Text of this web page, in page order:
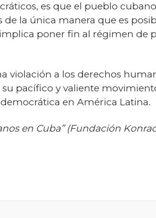
es que el pueblo
la única manera que es
poner fin al régimen de
violación a los derechos
pacífico y valiente
en América Latina.
en Cuba” (Fundación